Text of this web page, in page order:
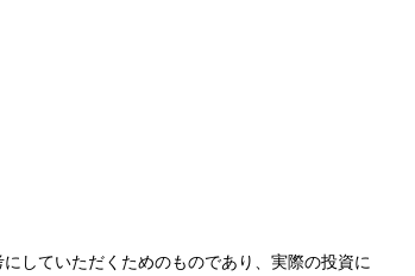
していただくためのものであり、実際の投資に